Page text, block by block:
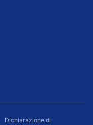
Dichiarazione di